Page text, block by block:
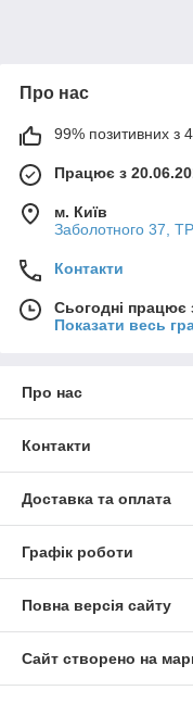
Про нас
99% позитивних з
Працює з
м. Київ
Заболотного 37,
Контакти
Сьогодні працює
Показати весь
Про нас
Контакти
Доставка та оплата
Графік роботи
Повна версія сайту
Сайт створено на